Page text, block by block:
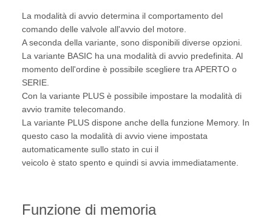
La modalità di avvio determina il comportamento del
comando delle valvole all'avvio del motore.
A seconda della variante, sono disponibili diverse opzioni.
La variante BASIC ha una modalità di avvio predefinita. Al
momento dell'ordine è possibile scegliere tra APERTO o
SERIE.
Con la variante PLUS è possibile impostare la modalità di
avvio tramite telecomando.
La variante PLUS dispone anche della funzione Memory. In
questo caso la modalità di avvio viene impostata
automaticamente sullo stato in cui il
veicolo è stato spento e quindi si avvia immediatamente.
Funzione di memoria